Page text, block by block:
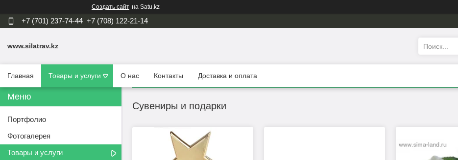
Создать сайт на Satu.kz
+7 (701) 237-74-44 +7 (708) 122-21-14
www.silatrav.kz
Главная Товары и услуги О нас Контакты Доставка и оплата
Сувениры и подарки
Портфолио
Фотогалерея
Товары и услуги